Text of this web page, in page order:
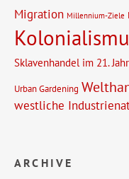
Migration Millennium-Ziele
Sklavenhandel im 21.
Urban Gardening
westliche
ARCHIVE